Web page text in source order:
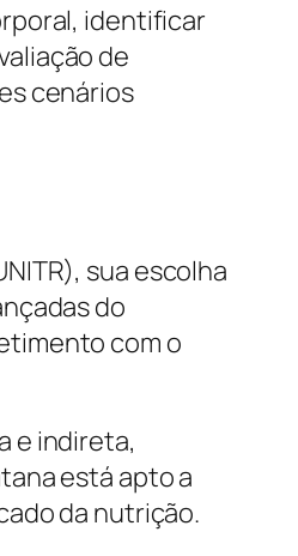
identificar
de
cenários
sua escolha
do
com o
e indireta,
está apto a
da nutrição.